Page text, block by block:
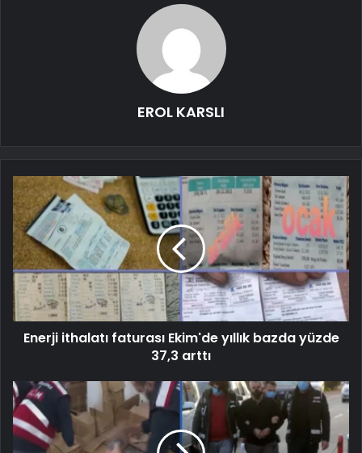
EROL KARSLI
Enerji ithalatı faturası Ekim'de yıllık bazda yüzde
37,3 arttı